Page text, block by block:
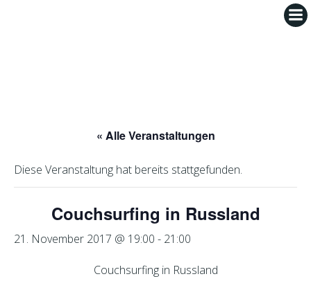
« Alle Veranstaltungen
Diese Veranstaltung hat bereits stattgefunden.
Couchsurfing in Russland
21. November 2017 @ 19:00 - 21:00
Couchsurfing in Russland